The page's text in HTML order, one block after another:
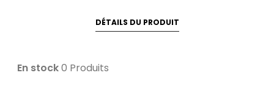
DÉTAILS DU PRODUIT
En stock0 Produits